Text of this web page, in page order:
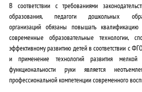
В соответствии с требованиями
образования, педагоги дошкольных
организаций обязаны повышать
современные образовательные технологии,
эффективному развитию детей в соответствии с
и применение технологий развития
функциональности руки является
профессиональной компетенции современного